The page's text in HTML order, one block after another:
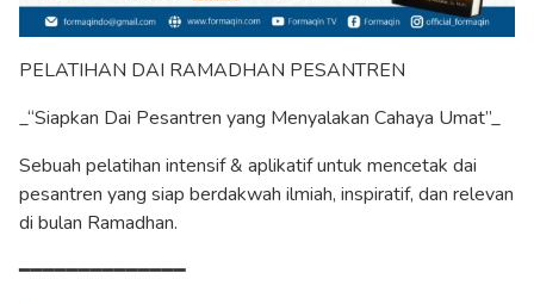
PELATIHAN DAI RAMADHAN PESANTREN
_“Siapkan Dai Pesantren yang Menyalakan Cahaya Umat”_
Sebuah pelatihan intensif & aplikatif untuk mencetak dai
pesantren yang siap berdakwah ilmiah, inspiratif, dan relevan
di bulan Ramadhan.
━━━━━━━━━━━━━━